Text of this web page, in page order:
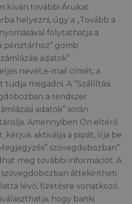
kíván további Árukat
helyezni, úgy a „Tovább a
folytathatja a
pénztárhoz” gomb
adatok”
nevét,e-mail címét, a
megadni. A ”Szállítási
a rendszer
adatok” során
Amennyiben Ön eltérő
kérjük aktiválja a pipát, írja be
szövegdobozban”
meg további információt. A
szövegdobozban áttekintheti
lévő, fizetésre vonatkozó
hogy banki